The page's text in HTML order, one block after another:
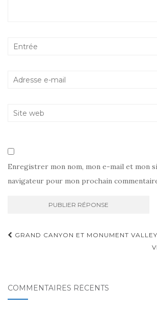
Enregistrer mon nom, mon e-mail et mon
navigateur pour mon prochain
Navigation
GRAND CANYON ET MONUMENT VALLEY
COMMENTAIRES RÉCENTS